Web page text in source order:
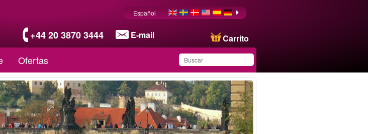
+44 20 3870 3444 E-mail Carrito
Español
Ofertas
Ha guardado este
producto en su lista